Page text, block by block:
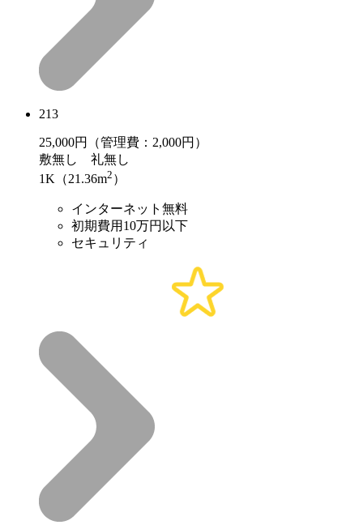
213
25,000円（管理費：2,000円）
敷無し 礼無し
1K（21.36m2 ）
インターネット無料
初期費用10万円以下
セキュリティ